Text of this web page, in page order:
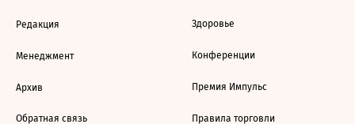
Редакция
Менеджмент
Архив
Обратная связь
Здоровье
Конференции
Премия Импульс
Правила торговли